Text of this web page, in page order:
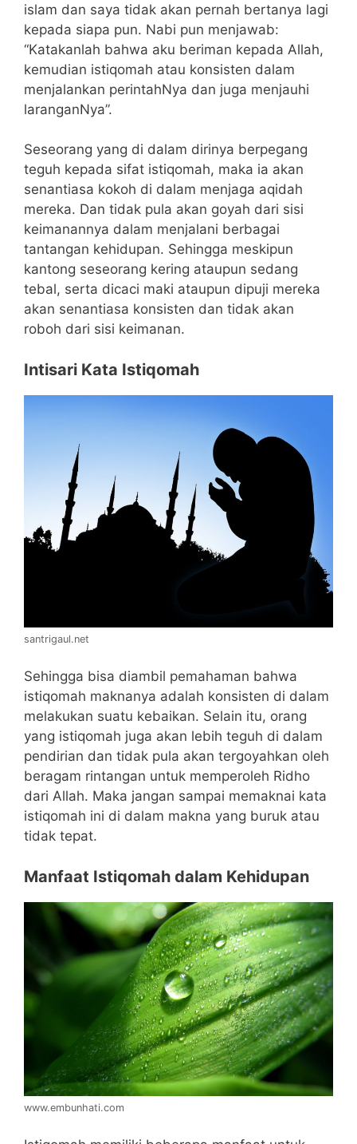
islam dan saya tidak akan pernah bertanya lagi
kepada siapa pun. Nabi pun menjawab:
“Katakanlah bahwa aku beriman kepada Allah,
kemudian istiqomah atau konsisten dalam
menjalankan perintahNya dan juga menjauhi
laranganNya”.
Seseorang yang di dalam dirinya berpegang
teguh kepada sifat istiqomah, maka ia akan
senantiasa kokoh di dalam menjaga aqidah
mereka. Dan tidak pula akan goyah dari sisi
keimanannya dalam menjalani berbagai
tantangan kehidupan. Sehingga meskipun
kantong seseorang kering ataupun sedang
tebal, serta dicaci maki ataupun dipuji mereka
akan senantiasa konsisten dan tidak akan
roboh dari sisi keimanan.
Intisari Kata Istiqomah
santrigaul.net
Sehingga bisa diambil pemahaman bahwa
istiqomah maknanya adalah konsisten di dalam
melakukan suatu kebaikan. Selain itu, orang
yang istiqomah juga akan lebih teguh di dalam
pendirian dan tidak pula akan tergoyahkan oleh
beragam rintangan untuk memperoleh Ridho
dari Allah. Maka jangan sampai memaknai kata
istiqomah ini di dalam makna yang buruk atau
tidak tepat.
Manfaat Istiqomah dalam Kehidupan
www.embunhati.com